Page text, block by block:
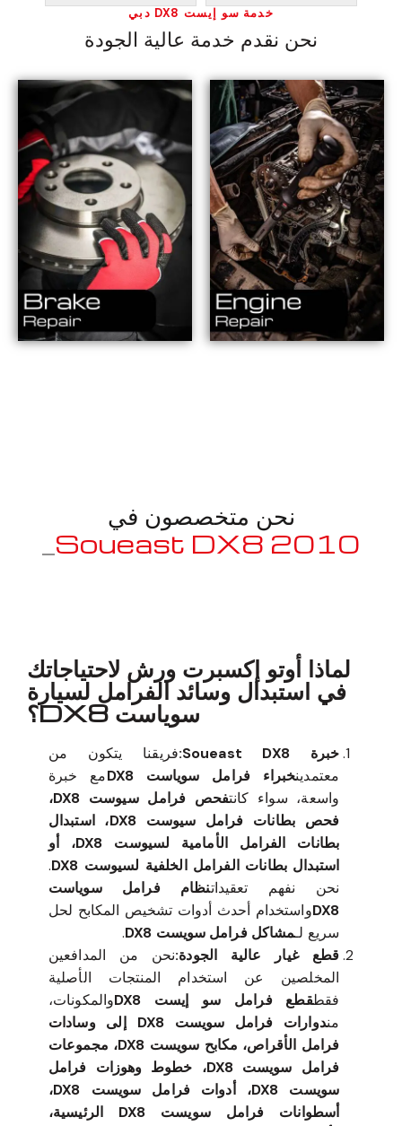
خدمة سو إيست DX8 دبي
نحن نقدم خدمة عالية الجودة
نحن متخصصون في
2010 Soueast DX8
لماذا أوتو إكسبرت ورش لاحتياجاتك
في استبدال وسائد الفرامل لسيارة
سوياست DX8؟
خبرة Soueast DX8:
فريقنا يتكون من
معتمدينخبراء فرامل سوياست DX8
مع خبرة
واسعة، سواء كانت
فحص فرامل سيوست DX8،
فحص بطانات فرامل سيوست DX8، استبدال
بطانات الفرامل الأمامية لسيوست DX8، أو
استبدال بطانات الفرامل الخلفية لسيوست DX8
.
نحن نفهم تعقيداتنظام فرامل سوياست
DX8واستخدام أحدث أدوات تشخيص المكابح لحل
سريع لـمشاكل فرامل سويست DX8
.
قطع غيار عالية الجودة:نحن من المدافعين
المخلصين عن استخدام المنتجات الأصلية
فقطقطع فرامل سو إيست DX8
والمكونات،
من
دوارات فرامل سويست DX8 إلى وسادات
فرامل الأقراص، مكابح سويست DX8، مجموعات
فرامل سويست DX8، خطوط وهوزات فرامل
سويست DX8، أدوات فرامل سويست DX8،
أسطوانات فرامل سويست DX8 الرئيسية،